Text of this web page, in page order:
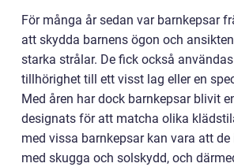
För många år sedan var barnkepsar
att skydda barnens ögon och
starka strålar. De fick också
tillhörighet till ett visst lag eller en
Med åren har dock barnkepsar blivit
designats för att matcha olika
med vissa barnkepsar kan vara att
med skugga och solskydd, och